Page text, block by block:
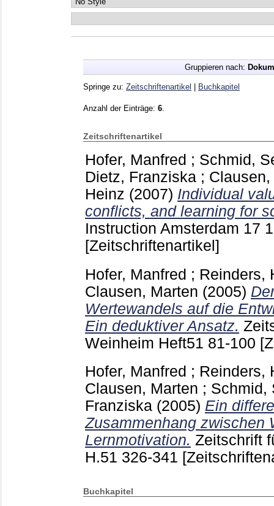
Gruppieren nach:
Springe zu: Zeitschriftenartikel Buchkapitel
Anzahl der Einträge: 6
Zeitschriftenartikel
Hofer, Manfred ; Schmid,
Dietz, Franziska ;
Heinz (2007) Individual
conflicts, and learning for
Instruction Amsterdam 17
[Zeitschriftenartikel]
Hofer, Manfred ; Reinders,
Clausen, Marten (2005)
Wertewandels auf die
Ein deduktiver Ansatz.
Weinheim Heft51 81-100
Hofer, Manfred ; Reinders,
Clausen, Marten ; Schmid,
Franziska (2005) Ein
Zusammenhang zwischen
Lernmotivation. Zeitschrift
H.51 326-341
Buchkapitel